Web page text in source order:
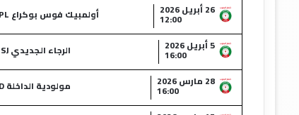
26 أبريل 2026
12:00 أولمبيك فوس بوكراع OCPL
5 أبريل 2026
16:00 الرجاء الجديدي CRSJ
28 مارس 2026
16:00 مولودية الداخلة CMD